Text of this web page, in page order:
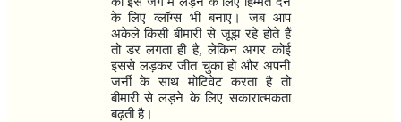
के लिए व्लॉग्स भी बनाए। जब आप
अकेले किसी बीमारी से जूझ रहे होते हैं
तो डर लगता ही है,लेकिन अगर कोई
इससे लड़कर जीत चुका हो और अपनी
जर्नी के साथ मोटिवेट करता है तो
बीमारी से लड़ने के लिए सकारात्मकता
बढ़ती है।